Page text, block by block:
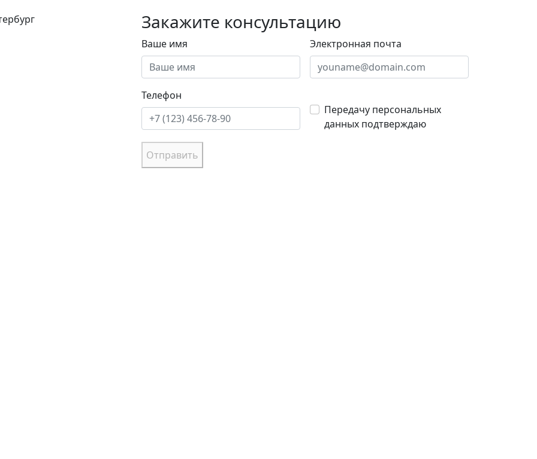
Закажите консультацию
Ваше имя Электронная почта
Телефон
Передачу персональных
данных подтверждаю
Отправить